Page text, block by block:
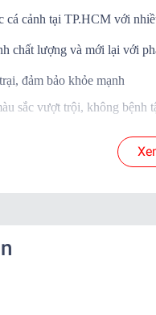
cá cảnh tại TP.HCM với
chất lượng và mới lại với
đảm bảo khỏe mạnh
sắc vượt trội, không bệnh
BẢO HÀNH CÁ SỐNG
kiểm tra thùng cá để
đơn vị vận chuyển.
Tính theo phí grab )